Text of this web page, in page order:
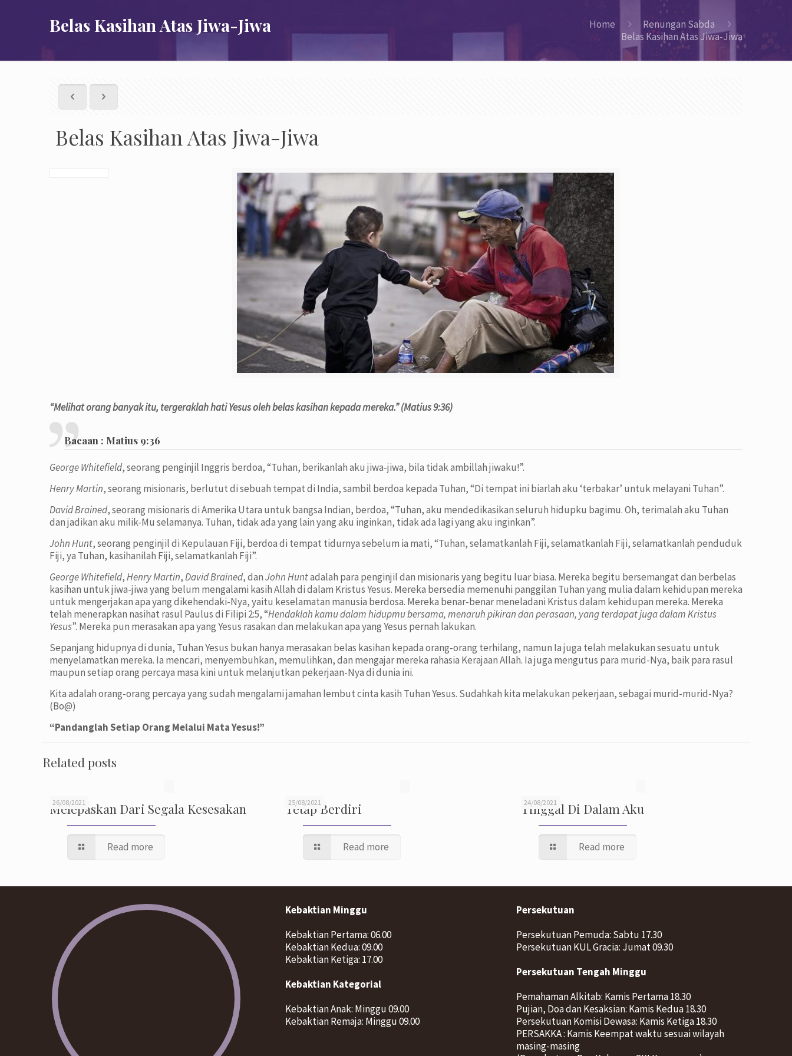
Belas Kasihan Atas Jiwa-Jiwa Home
Renungan Sabda
Belas Kasihan Atas Jiwa-Jiwa
Belas Kasihan Atas Jiwa-Jiwa
“Melihat orang banyak itu, tergeraklah hati Yesus oleh belas kasihan kepada mereka.” (Matius 9:36)
Bacaan : Matius 9:36
George Whitefield, seorang penginjil Inggris berdoa, “Tuhan, berikanlah aku jiwa-jiwa, bila tidak ambillah jiwaku!”.
Henry Martin, seorang misionaris, berlutut di sebuah tempat di India, sambil berdoa kepada Tuhan, “Di tempat ini biarlah aku ‘terbakar’ untuk melayani Tuhan”.
David Brained, seorang misionaris di Amerika Utara untuk bangsa Indian, berdoa, “Tuhan, aku mendedikasikan seluruh hidupku bagimu. Oh, terimalah aku Tuhan
dan jadikan aku milik-Mu selamanya. Tuhan, tidak ada yang lain yang aku inginkan, tidak ada lagi yang aku inginkan”.
John Hunt, seorang penginjil di Kepulauan Fiji, berdoa di tempat tidurnya sebelum ia mati, “Tuhan, selamatkanlah Fiji, selamatkanlah Fiji, selamatkanlah penduduk
Fiji, ya Tuhan, kasihanilah Fiji, selamatkanlah Fiji”.
George Whitefield,Henry Martin,David Brained, danJohn Huntadalah para penginjil dan misionaris yang begitu luar biasa. Mereka begitu bersemangat dan berbelas
kasihan untuk jiwa-jiwa yang belum mengalami kasih Allah di dalam Kristus Yesus. Mereka bersedia memenuhi panggilan Tuhan yang mulia dalam kehidupan mereka
untuk mengerjakan apa yang dikehendaki-Nya, yaitu keselamatan manusia berdosa. Mereka benar-benar meneladani Kristus dalam kehidupan mereka. Mereka
telah menerapkan nasihat rasul Paulus di Filipi 2:5, “Hendaklah kamu dalam hidupmu bersama, menaruh pikiran dan perasaan, yang terdapat juga dalam Kristus
Yesus”. Mereka pun merasakan apa yang Yesus rasakan dan melakukan apa yang Yesus pernah lakukan.
Sepanjang hidupnya di dunia, Tuhan Yesus bukan hanya merasakan belas kasihan kepada orang-orang terhilang, namun Ia juga telah melakukan sesuatu untuk
menyelamatkan mereka. Ia mencari, menyembuhkan, memulihkan, dan mengajar mereka rahasia Kerajaan Allah. Ia juga mengutus para murid-Nya, baik para rasul
maupun setiap orang percaya masa kini untuk melanjutkan pekerjaan-Nya di dunia ini.
Kita adalah orang-orang percaya yang sudah mengalami jamahan lembut cinta kasih Tuhan Yesus. Sudahkah kita melakukan pekerjaan, sebagai murid-murid-Nya?
(Bo@)
“Pandanglah Setiap Orang Melalui Mata Yesus!”
Related posts
26/08/2021
Melepaskan Dari Segala Kesesakan
Read more
25/08/2021
Tetap Berdiri
Read more
24/08/2021
Tinggal Di Dalam Aku
Read more
Kebaktian Minggu
Kebaktian Pertama: 06.00
Kebaktian Kedua: 09.00
Kebaktian Ketiga: 17.00
Kebaktian Kategorial
Kebaktian Anak: Minggu 09.00
Kebaktian Remaja: Minggu 09.00
Persekutuan
Persekutuan Pemuda: Sabtu 17.30
Persekutuan KUL Gracia: Jumat 09.30
Persekutuan Tengah Minggu
Pemahaman Alkitab: Kamis Pertama 18.30
Pujian, Doa dan Kesaksian: Kamis Kedua 18.30
Persekutuan Komisi Dewasa: Kamis Ketiga 18.30
PERSAKKA : Kamis Keempat waktu sesuai wilayah
masing-masing